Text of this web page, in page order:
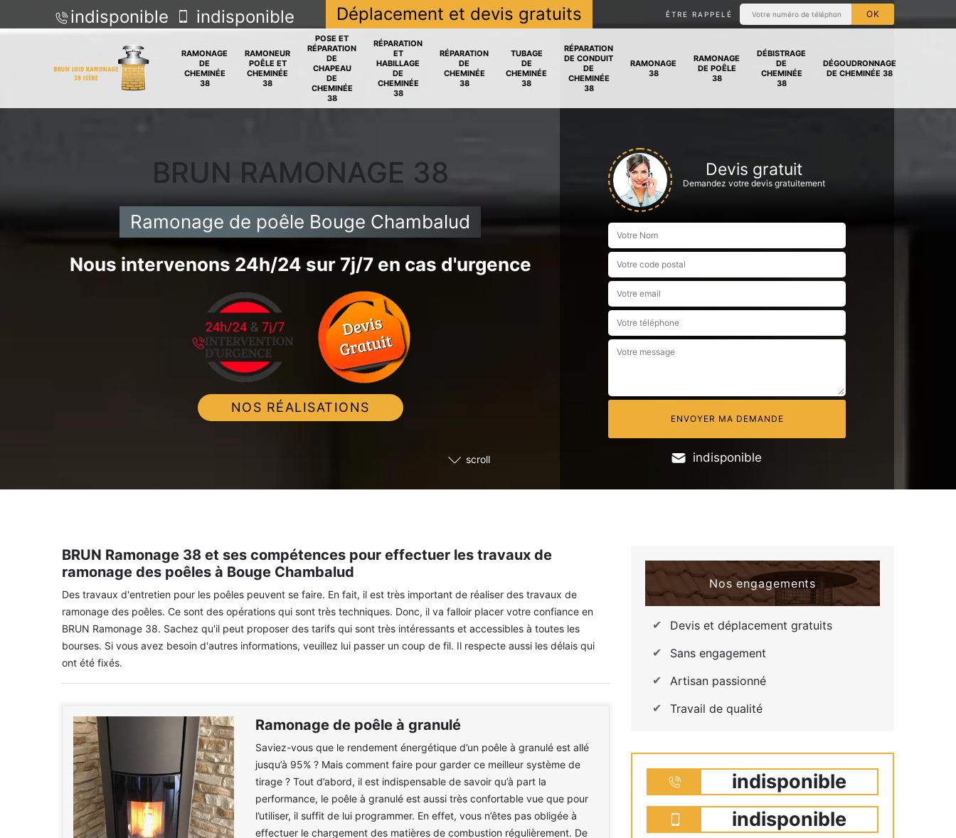
indisponible indisponible Déplacement et devis gratuits ÊTRE RAPPELÉ
RAMONAGE
DE
CHEMINÉE
38
RAMONEUR
POÊLE ET
CHEMINÉE
38
POSE ET
RÉPARATION
DE
CHAPEAU
DE
CHEMINÉE
38
RÉPARATION
ET
HABILLAGE
DE
CHEMINÉE
38
RÉPARATION
DE
CHEMINÉE
38
TUBAGE
DE
CHEMINÉE
38
RÉPARATION
DE CONDUIT
DE
CHEMINÉE
38
RAMONAGE
38
RAMONAGE
DE POÊLE
38
DÉBISTRAGE
DE
CHEMINÉE
38
DÉGOUDRONNAGE
DE CHEMINÉE 38
scroll
BRUN RAMONAGE 38
Ramonage de poêle Bouge Chambalud
Nous intervenons 24h/24 sur 7j/7 en cas d'urgence
NOS RÉALISATIONS
Devis gratuit
Demandez votre devis gratuitement
indisponible
BRUN Ramonage 38 et ses compétences pour effectuer les travaux de
ramonage des poêles à Bouge Chambalud
Des travaux d'entretien pour les poêles peuvent se faire. En fait, il est très important de réaliser des travaux de
ramonage des poêles. Ce sont des opérations qui sont très techniques. Donc, il va falloir placer votre confiance en
BRUN Ramonage 38. Sachez qu'il peut proposer des tarifs qui sont très intéressants et accessibles à toutes les
bourses. Si vous avez besoin d'autres informations, veuillez lui passer un coup de fil. Il respecte aussi les délais qui
ont été fixés.
Ramonage de poêle à granulé
Saviez-vous que le rendement énergétique d’un poêle à granulé est allé
jusqu’à 95% ? Mais comment faire pour garder ce meilleur système de
tirage ? Tout d’abord, il est indispensable de savoir qu’à part la
performance, le poêle à granulé est aussi très confortable vue que pour
l’utiliser, il suffit de lui programmer. En effet, vous n’êtes pas obligée à
effectuer le chargement des matières de combustion régulièrement. De
Nos engagements
Devis et déplacement gratuits
Sans engagement
Artisan passionné
Travail de qualité
indisponible
indisponible